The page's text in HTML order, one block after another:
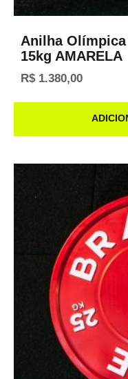
Anilha Olímpica
15kg AMARELA
R$1.380,00